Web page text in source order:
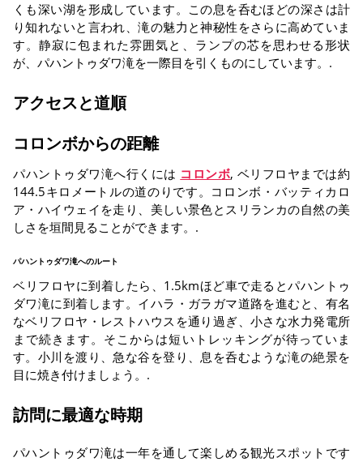
くも深い湖を形成しています。この息を呑むほどの深さは計
り知れないと言われ、滝の魅力と神秘性をさらに高めていま
す。静寂に包まれた雰囲気と、ランプの芯を思わせる形状
が、パハントゥダワ滝を一際目を引くものにしています。.
アクセスと道順
コロンボからの距離
パハントゥダワ滝へ行くには コロンボ, ベリフロヤまでは約
144.5キロメートルの道のりです。コロンボ・バッティカロ
ア・ハイウェイを走り、美しい景色とスリランカの自然の美
しさを垣間見ることができます。.
パハントゥダワ滝へのルート
ベリフロヤに到着したら、1.5kmほど車で走るとパハントゥ
ダワ滝に到着します。イハラ・ガラガマ道路を進むと、有名
なベリフロヤ・レストハウスを通り過ぎ、小さな水力発電所
まで続きます。そこからは短いトレッキングが待っていま
す。小川を渡り、急な谷を登り、息を呑むような滝の絶景を
目に焼き付けましょう。.
訪問に最適な時期
パハントゥダワ滝は一年を通して楽しめる観光スポットです